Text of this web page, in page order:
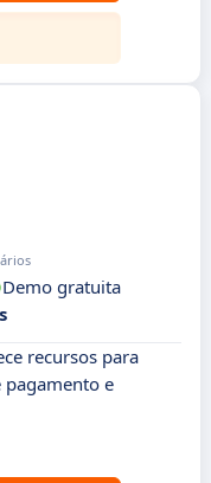
Demo gratuita
recursos para
pagamento e